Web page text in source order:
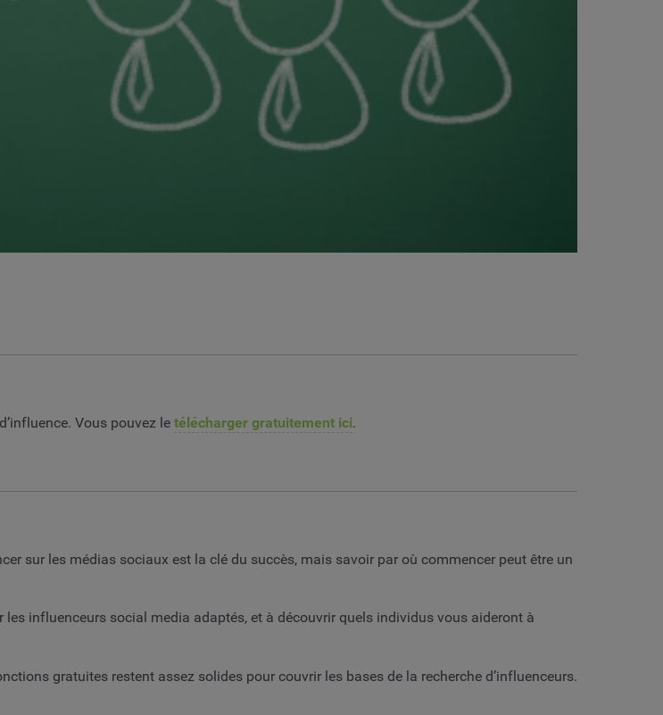
Vous pouvez le télécharger gratuitement ici.
sur les médias sociaux est la clé du succès, mais savoir par où commencer peut être un
influenceurs social media adaptés, et à découvrir quels individus vous aideront à
gratuites restent assez solides pour couvrir les bases de la recherche d’influenceurs.